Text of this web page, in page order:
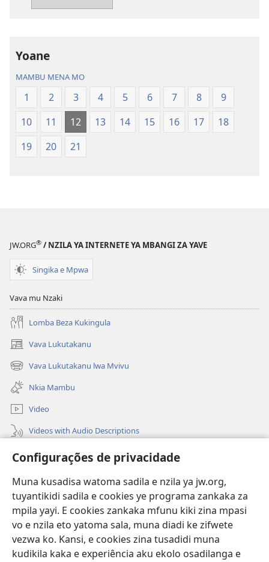
Configurações de privacidade
Muna kusadisa watoma sadila e nzila ya jw.org,
tuyantikidi sadila e cookies ye programa zankaka za
mpila yayi. E cookies zankaka mfunu kiki zina mpasi
vo e nzila eto yatoma sala, muna diadi ke zifwete
vezwa ko. Kansi, e cookies zina tusadidi muna
kudikila kaka e experiência aku ekolo osadilanga e
Yoane
MAMBU MENA MO
1 2 3 4 5 6 7 8
9
10
11 12 13 14 15 16 17
18
19
20 21
JW.ORG® / NZILA YA INTERNETE YA MBANGI ZA YAVE
Singika e Mpwa
Vava mu Nzaki
Lomba Beza Kukingula
Vava Lukutakanu
(opens
new
window)
Vava Lukutakanu lwa Mvivu
(opens
new
window)
Nkia Mambu
Video
Videos with Audio Descriptions
Vavulula
(opens
new
window)LUNDILU DIA NKANDA mia Mbangi za Yave mu Internete™
(opens
new